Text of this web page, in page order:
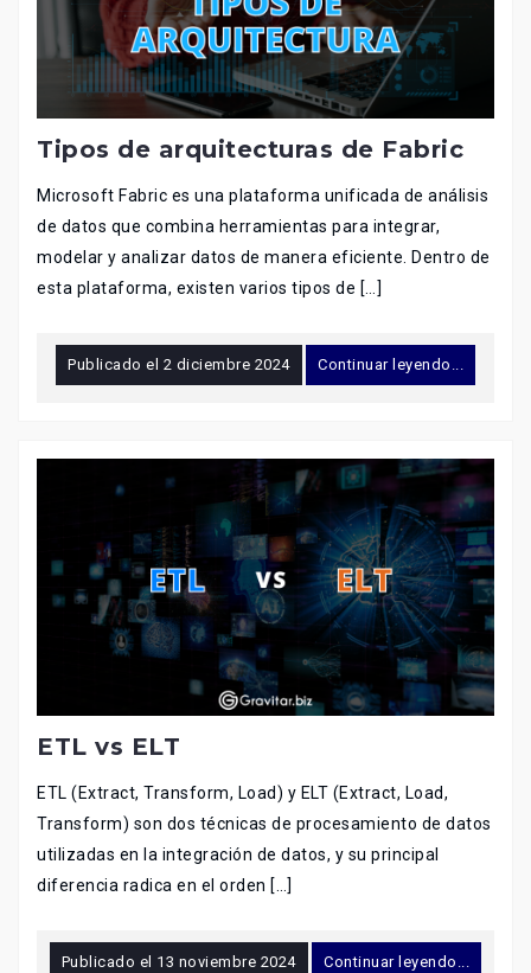
Tipos de arquitecturas de Fabric
Microsoft Fabric es una plataforma unificada de análisis
de datos que combina herramientas para integrar,
modelar y analizar datos de manera eficiente. Dentro de
esta plataforma, existen varios tipos de […]
Publicado el 2 diciembre 2024 Continuar leyendo...
ETL vs ELT
ETL (Extract, Transform, Load) y ELT (Extract, Load,
Transform) son dos técnicas de procesamiento de datos
utilizadas en la integración de datos, y su principal
diferencia radica en el orden […]
Publicado el 13 noviembre 2024 Continuar leyendo...